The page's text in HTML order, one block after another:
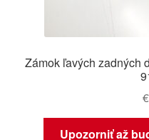
Zámok ľavých zadných
€
Upozorniť až